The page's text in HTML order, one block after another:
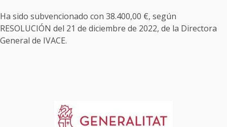
Ha sido subvencionado con 38.400,00 €, según
RESOLUCIÓN del 21 de diciembre de 2022, de la Directora
General de IVACE.